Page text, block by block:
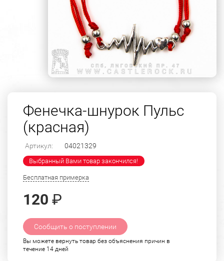
Фенечка-шнурок Пульс
(красная)
Артикул: 04021329
Выбранный Вами товар закончился!
Бесплатная примерка
120 ₽
Сообщить о поступлении
Вы можете вернуть товар без объяснения причин в
течение 14 дней